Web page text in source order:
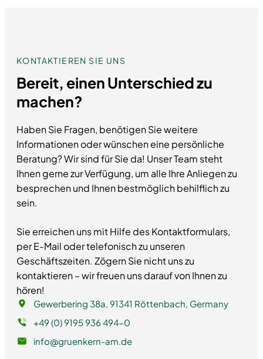
KONTAKTIEREN SIE UNS
Bereit, einen Unterschied zu
machen?
Haben Sie Fragen, benötigen Sie weitere
Informationen oder wünschen eine persönliche
Beratung? Wir sind für Sie da! Unser Team steht
Ihnen gerne zur Verfügung, um alle Ihre Anliegen zu
besprechen und Ihnen bestmöglich behilflich zu
sein.
Sie erreichen uns mit Hilfe des Kontaktformulars,
per E-Mail oder telefonisch zu unseren
Geschäftszeiten. Zögern Sie nicht uns zu
kontaktieren – wir freuen uns darauf von Ihnen zu
hören!
Gewerbering 38a, 91341 Röttenbach, Germany
+49 (0) 9195 936 494-0
info@gruenkern-am.de